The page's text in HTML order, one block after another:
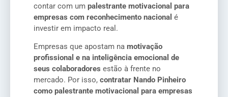
contar com um palestrante motivacional para
empresas com reconhecimento nacional é
investir em impacto real.
Empresas que apostam na motivação
profissional e na inteligência emocional de
seus colaboradores estão à frente no
mercado. Por isso, contratar Nando Pinheiro
como palestrante motivacional para empresas